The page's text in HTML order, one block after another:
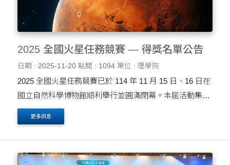
2025 全國火星任務競賽 — 得獎名單公告
日期 : 2025-11-20 點閱 : 1094 單位 : 理學院
2025 全國火星任務競賽已於 114 年 11 月 15 日、16 日在
國立自然科學博物館順利舉行並圓滿閉幕。本屆活動集結
全國大專院校與高中職的傑出師生團隊，共同以創意、科
學精神與工程實作能力挑戰火星任務的多項主題競賽。兩
日....
更多訊息